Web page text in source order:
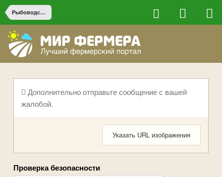
Рыбоводство
Дополнительно отправьте сообщение с вашей
жалобой.
Указать URL изображения
Проверка безопасности